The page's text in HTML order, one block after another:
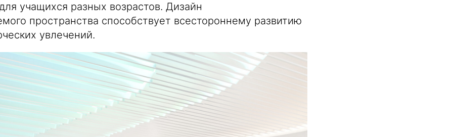
учащихся разных возрастов. Дизайн
пространства способствует всестороннему развитию
увлечений.